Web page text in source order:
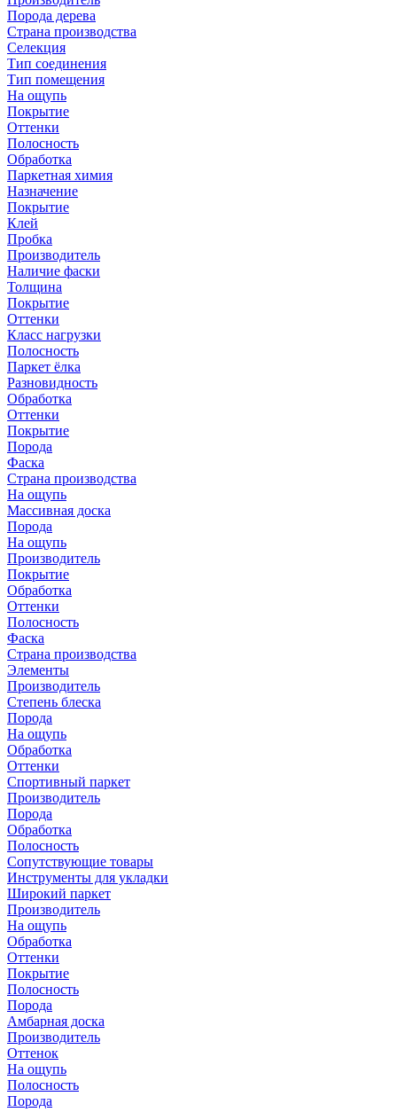
Порода дерева
Страна производства
Селекция
Тип соединения
Тип помещения
На ощупь
Покрытие
Оттенки
Полосность
Обработка
Паркетная химия
Назначение
Покрытие
Клей
Пробка
Производитель
Наличие фаски
Толщина
Покрытие
Оттенки
Класс нагрузки
Полосность
Паркет ёлка
Разновидность
Обработка
Оттенки
Покрытие
Порода
Фаска
Страна производства
На ощупь
Массивная доска
Порода
На ощупь
Производитель
Покрытие
Обработка
Оттенки
Полосность
Фаска
Страна производства
Элементы
Производитель
Степень блеска
Порода
На ощупь
Обработка
Оттенки
Спортивный паркет
Производитель
Порода
Обработка
Полосность
Сопутствующие товары
Инструменты для укладки
Широкий паркет
Производитель
На ощупь
Обработка
Оттенки
Покрытие
Полосность
Порода
Амбарная доска
Производитель
Оттенок
На ощупь
Полосность
Порода